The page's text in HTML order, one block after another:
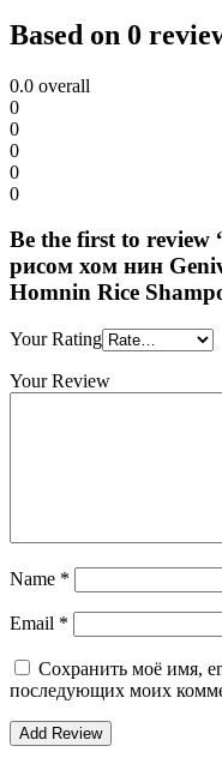
Based on 0
0.0 overall
0
0
0
0
0
Be the first to review
рисом хом нин
Homnin Rice
Your Rating
Your Review
Name *
Email *
Сохранить моё имя,
последующих моих